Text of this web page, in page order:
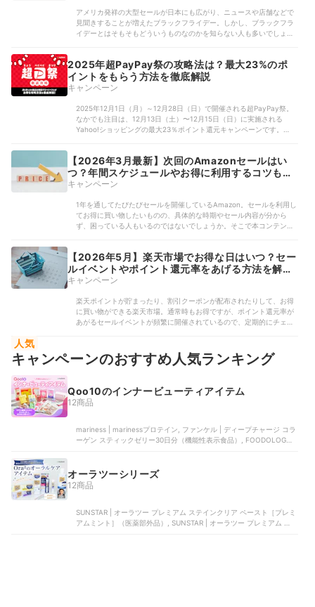
アメリカ発祥の大型セールが日本にも広がり、ニュースや店舗などで
見聞きすることが増えたブラックフライデー。しかし、ブラックフラ
イデーとはそもそもどういうものなのかを知らない人も多いでしょ
2025年超PayPay祭の攻略法は？最大23%のポ
イントをもらう方法を徹底解説
キャンペーン
2025年12月1日（月）～12月28日（日）で開催される超PayPay祭。
なかでも注目は、12月13日（土）〜12月15日（日）に実施される
Yahoo!ショッピングの最大23％ポイント還元キャンペーンです。人気
【2026年3月最新】次回のAmazonセールはい
つ？年間スケジュールやお得に利用するコツも紹
介
キャンペーン
1年を通してたびたびセールを開催しているAmazon。セールを利用し
てお得に買い物したいものの、具体的な時期やセール内容が分から
ず、困っている人もいるのではないでしょうか。そこで本コンテンツ
【2026年5月】楽天市場でお得な日はいつ？セー
ルイベントやポイント還元率をあげる方法を解
説！
キャンペーン
楽天ポイントが貯まったり、割引クーポンが配布されたりして、お得
に買い物ができる楽天市場。通常時もお得ですが、ポイント還元率が
あがるセールイベントが頻繁に開催されているので、定期的にチェッ
人気
キャンペーンのおすすめ人気ランキング
Qoo10のインナービューティアイテム
12商品
mariness | marinessプロテイン, ファンケル | ディープチャージ コラ
ーゲン スティックゼリー30日分（機能性表示食品）, FOODOLOGY |
オーラツーシリーズ
12商品
SUNSTAR | オーラツー プレミアム ステインクリア ペースト［プレミ
アムミント］（医薬部外品）, SUNSTAR | オーラツー プレミアム ステ